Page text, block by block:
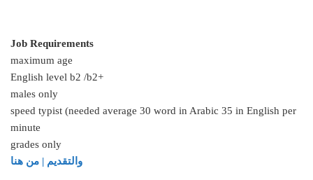
Job Requirements
maximum age
English level b2 /b2+
males only
speed typist (needed average 30 word in Arabic 35 in English per
minute
grades only
والتقديم | من هنا